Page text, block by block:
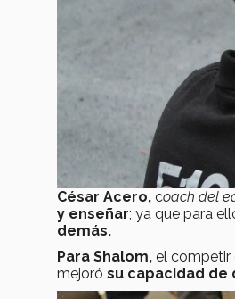
César Acero, coach del
y enseñar; ya que para
demás.
Para Shalom, el competir
mejoró su capacidad de